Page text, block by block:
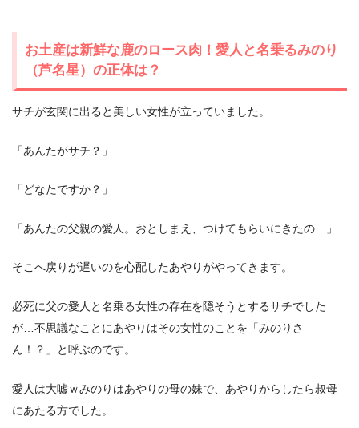
お土産は新鮮な鹿のロース肉！愛人と名乗るみのり
（芦名星）の正体は？
サチが玄関に出ると美しい女性が立っていました。
「あんたがサチ？」
「どなたですか？」
「あんたの父親の愛人。おとしまえ、つけてもらいにきたの…」
そこへ戻りが遅いのを心配したあやりがやってきます。
必死に父の愛人と名乗る女性の存在を隠そうとするサチでした
が…不思議なことにあやりはその女性のことを「みのりさ
ん！？」と呼ぶのです。
愛人は大嘘ｗみのりはあやりの母の妹で、あやりからしたら叔母
にあたる方でした。